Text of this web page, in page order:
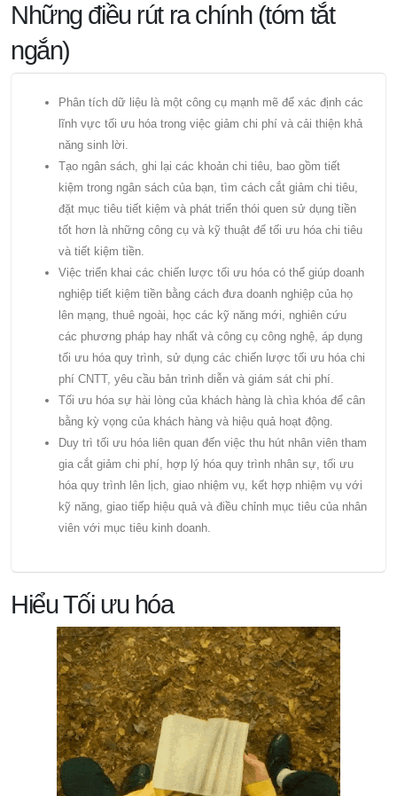
Những điều rút ra chính (tóm tắt
ngắn)
Phân tích dữ liệu là một công cụ mạnh mẽ để xác định các
lĩnh vực tối ưu hóa trong việc giảm chi phí và cải thiện khả
năng sinh lời.
Tạo ngân sách, ghi lại các khoản chi tiêu, bao gồm tiết
kiệm trong ngân sách của bạn, tìm cách cắt giảm chi tiêu,
đặt mục tiêu tiết kiệm và phát triển thói quen sử dụng tiền
tốt hơn là những công cụ và kỹ thuật để tối ưu hóa chi tiêu
và tiết kiệm tiền.
Việc triển khai các chiến lược tối ưu hóa có thể giúp doanh
nghiệp tiết kiệm tiền bằng cách đưa doanh nghiệp của họ
lên mạng, thuê ngoài, học các kỹ năng mới, nghiên cứu
các phương pháp hay nhất và công cụ công nghệ, áp dụng
tối ưu hóa quy trình, sử dụng các chiến lược tối ưu hóa chi
phí CNTT, yêu cầu bản trình diễn và giám sát chi phí.
Tối ưu hóa sự hài lòng của khách hàng là chìa khóa để cân
bằng kỳ vọng của khách hàng và hiệu quả hoạt động.
Duy trì tối ưu hóa liên quan đến việc thu hút nhân viên tham
gia cắt giảm chi phí, hợp lý hóa quy trình nhân sự, tối ưu
hóa quy trình lên lịch, giao nhiệm vụ, kết hợp nhiệm vụ với
kỹ năng, giao tiếp hiệu quả và điều chỉnh mục tiêu của nhân
viên với mục tiêu kinh doanh.
Hiểu Tối ưu hóa